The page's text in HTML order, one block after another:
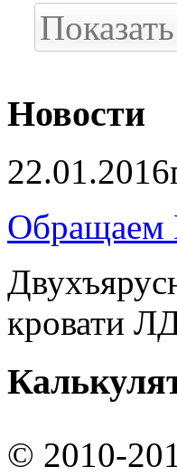
Новости
Обращаем
кровати
© 2010-